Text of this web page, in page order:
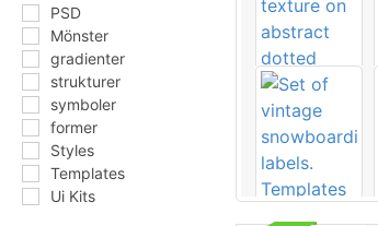
PSD
Mönster
gradienter
strukturer
symboler
former
Styles
Templates
Ui Kits